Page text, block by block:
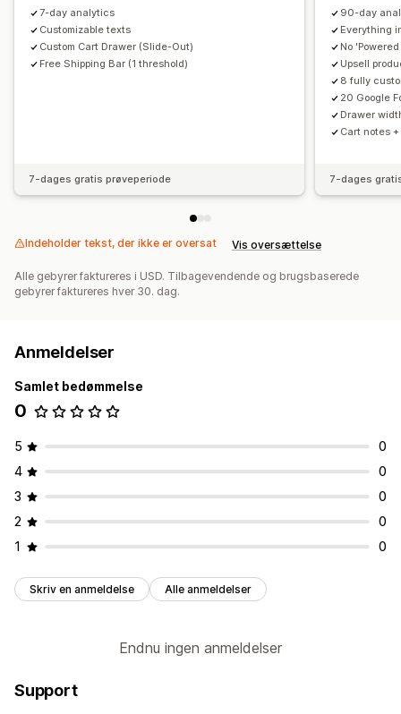
7-day analytics
Customizable texts
Custom Cart Drawer (Slide-Out)
Free Shipping Bar (1 threshold)
7-dages gratis prøveperiode
90-day
Everything
No
Upsell
8 fully
20 Google
Drawer
Cart notes
7-dages
Indeholder tekst, der ikke er oversat Vis oversættelse
Alle gebyrer faktureres i USD. Tilbagevendende og brugsbaserede
gebyrer faktureres hver 30. dag.
Anmeldelser
Samlet bedømmelse
0
5
0
4
0
3
0
2
0
1
0
Skriv en anmeldelse Alle anmeldelser
Endnu ingen anmeldelser
Support